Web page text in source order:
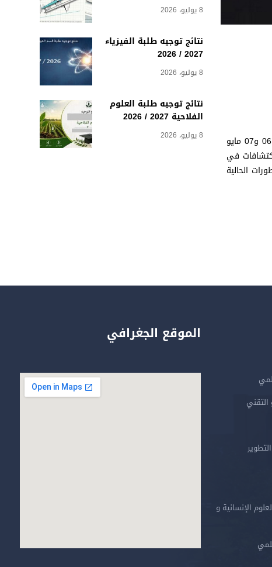
8 يوليو، 2026
نتائج توجيه طلبة الفيزياء
2027 / 2026
8 يوليو، 2026
نتائج توجيه طلبة العلوم
الفلاحية 2027 / 2026
8 يوليو، 2026
“يسر قسم الكيمياء بالتعاون مع كلية العلوم الإعلان عن تنظيم الندوة الوطنية الثانية للكيمياء، والتي ستعقد على مدار يومين متتاليين، في 06 و07 مايو
في
الحالية
الإنسانية و
الموقع الجغرافي